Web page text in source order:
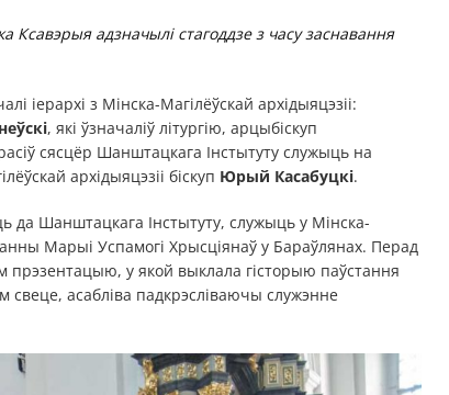
Ксавэрыя адзначылі стагоддзе з часу заснавання
іерархі з Мінска-Магілёўскай архідыяцэзіі:
, які ўзначаліў літургію, арцыбіскуп
сясцёр Шанштацкага Інстытуту служыць на
архідыяцэзіі біскуп Юрый Касабуцкі.
да Шанштацкага Інстытуту, служыць у Мінска-
Марыі Успамогі Хрысціянаў у Бараўлянах. Перад
у якой выклала гісторыю паўстання
свеце, асабліва падкрэсліваючы служэнне